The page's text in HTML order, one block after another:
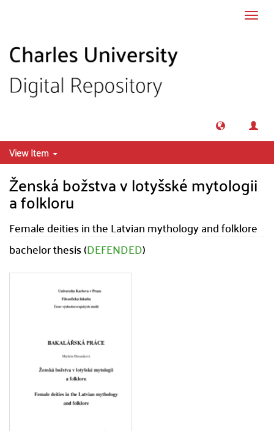
View Item
Ženská božstva v lotyšské mytologii
a folkloru
Female deities in the Latvian mythology and folklore
bachelor thesis (DEFENDED)